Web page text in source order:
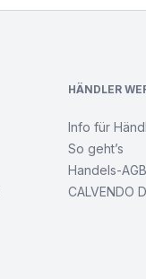
HÄNDLER
Info für
So geht’s
Handels-AGB
CALVENDO